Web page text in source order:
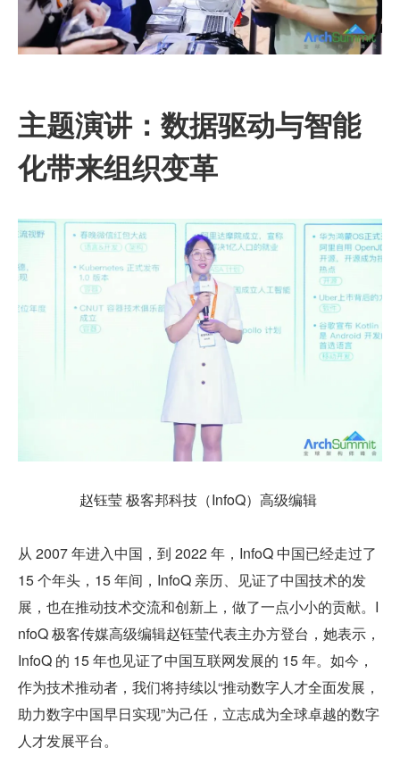
主题演讲：数据驱动与智能
化带来组织变革
赵钰莹 极客邦科技（InfoQ）高级编辑
从 2007 年进入中国，到 2022 年，InfoQ 中国已经走过了
15 个年头，15 年间，InfoQ 亲历、见证了中国技术的发
展，也在推动技术交流和创新上，做了一点小小的贡献。I
nfoQ 极客传媒高级编辑赵钰莹代表主办方登台，她表示，
InfoQ 的 15 年也见证了中国互联网发展的 15 年。如今，
作为技术推动者，我们将持续以“推动数字人才全面发展，
助力数字中国早日实现”为己任，立志成为全球卓越的数字
人才发展平台。